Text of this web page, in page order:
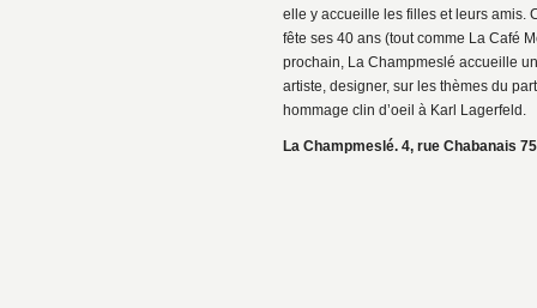
elle y accueille les filles et leurs amis.
fête ses 40 ans (tout comme La Café
prochain, La Champmeslé accueille
artiste, designer, sur les thèmes du
hommage clin d’oeil à Karl Lagerfeld.
La Champmeslé. 4, rue Chabanais